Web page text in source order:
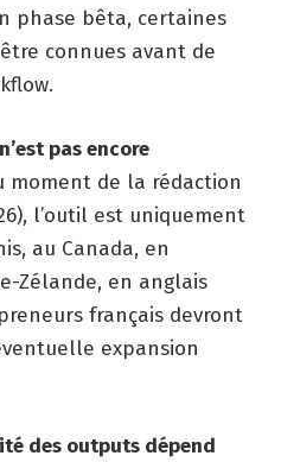
phase bêta, certaines
connues avant de
pas encore
moment de la rédaction
l’outil est uniquement
au Canada, en
Zélande, en anglais
français devront
expansion
des outputs dépend